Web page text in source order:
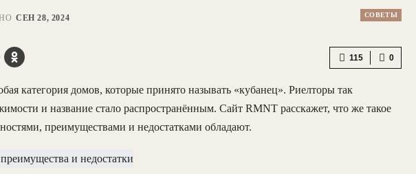
СОВЕТЫ
СЕН 28, 2024
0
115
категория домов, которые принято называть «кубанец». Риелторы так
и название стало распространённым. Сайт RMNT расскажет, что же такое
преимуществами и недостатками обладают.